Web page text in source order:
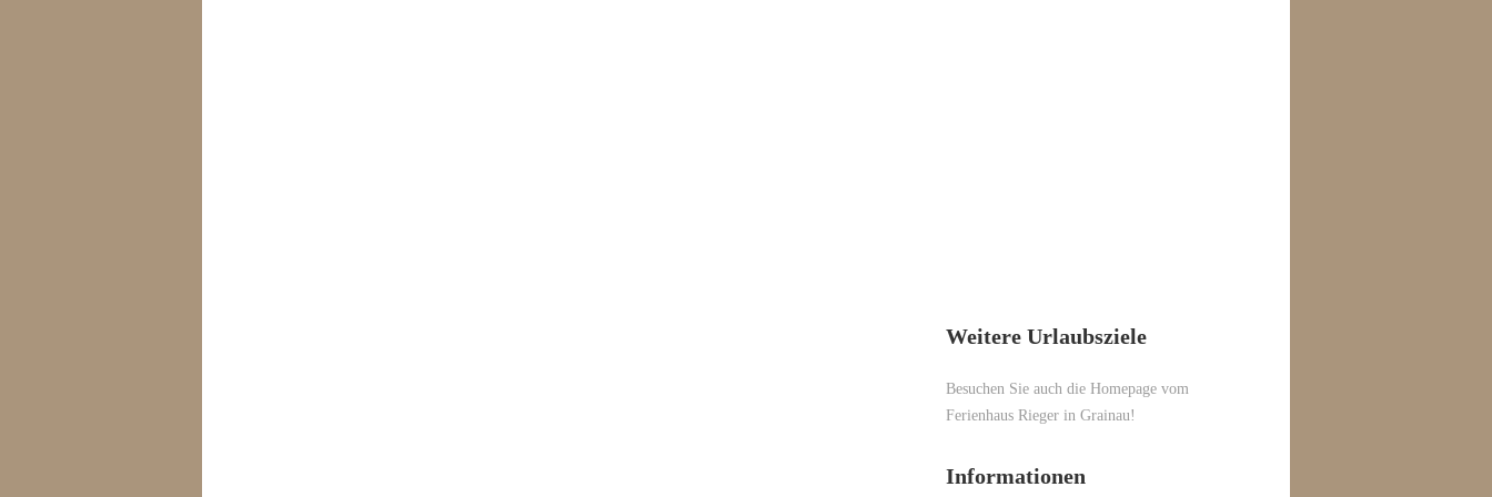
Weitere Urlaubsziele
Besuchen Sie auch die Homepage vom
Ferienhaus Rieger in Grainau!
Informationen